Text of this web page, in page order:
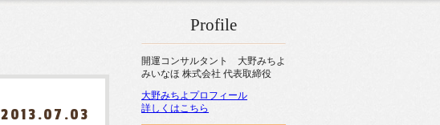
2013.07.03
Profile
開運コンサルタント 大野みちよ
みいなほ 株式会社 代表取締役
大野みちよプロフィール
詳しくはこちら